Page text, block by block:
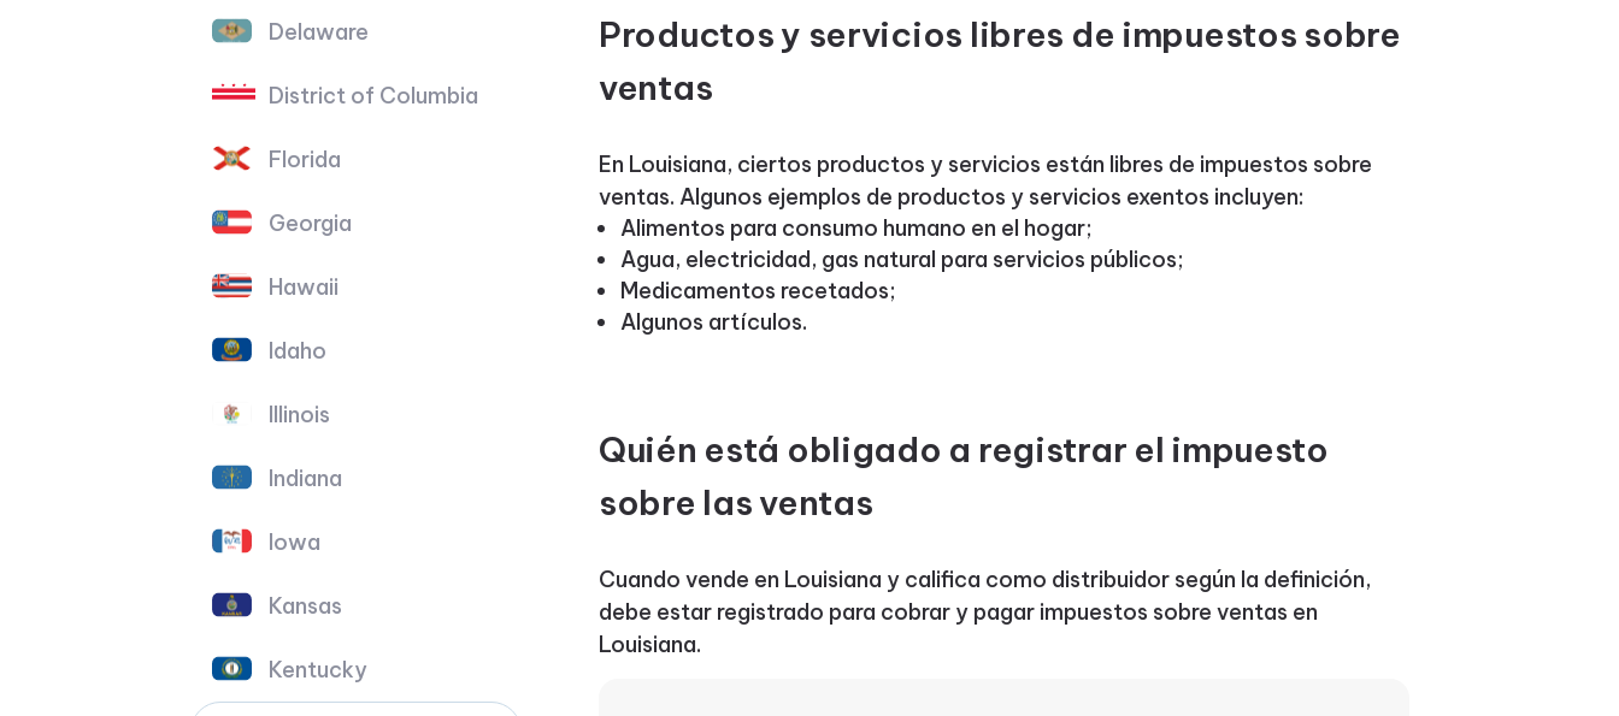
Delaware
District of Columbia
Florida
Georgia
Hawaii
Idaho
Illinois
Indiana
Iowa
Kansas
Kentucky
Productos y servicios libres de impuestos sobre
ventas
En Louisiana, ciertos productos y servicios están libres de impuestos sobre
ventas. Algunos ejemplos de productos y servicios exentos incluyen:
Alimentos para consumo humano en el hogar;
Agua, electricidad, gas natural para servicios públicos;
Medicamentos recetados;
Algunos artículos.
Quién está obligado a registrar el impuesto
sobre las ventas
Cuando vende en Louisiana y califica como distribuidor según la definición,
debe estar registrado para cobrar y pagar impuestos sobre ventas en
Louisiana.